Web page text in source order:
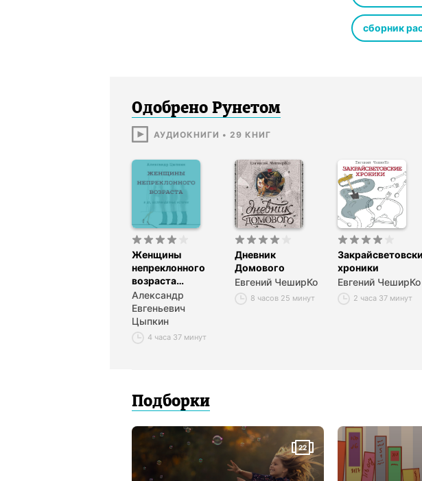
сборник
Одобрено Рунетом
АУДИОКНИГИ • 29 КНИГ
Женщины
непреклонного
возраста
и др. беспринцЫпные
истории
Александр
Евгеньевич
Цыпкин
4 часа 37 минут
Дневник
Домового
Евгений ЧеширКо
8 часов 25 минут
хроники
Евгений ЧеширКо
2 часа 37 минут
Подборки
22